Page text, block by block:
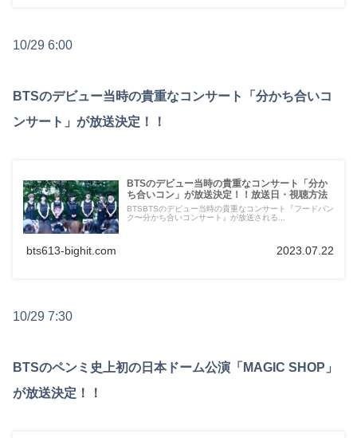
10/29 6:00
BTSのデビュー当時の貴重なコンサート「分かち合いコ
ンサート」が放送決定！！
BTSのデビュー当時の貴重なコンサート「分か
ち合いコン」が放送決定！！放送日・視聴方法
BTSBTSのデビュー当時の貴重なコンサート『フードバン
ク〜分かち合いコンサート』が放送される...
bts613-bighit.com 2023.07.22
10/29 7:30
BTSのペンミ史上初の日本ドーム公演「MAGIC SHOP」
が放送決定！！